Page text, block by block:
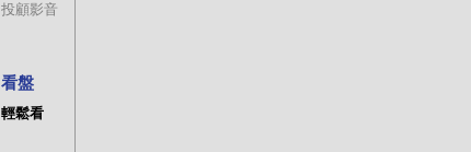
投顧影音
看盤
輕鬆看